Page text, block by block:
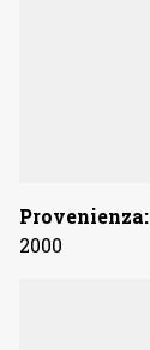
Provenienza:
2000